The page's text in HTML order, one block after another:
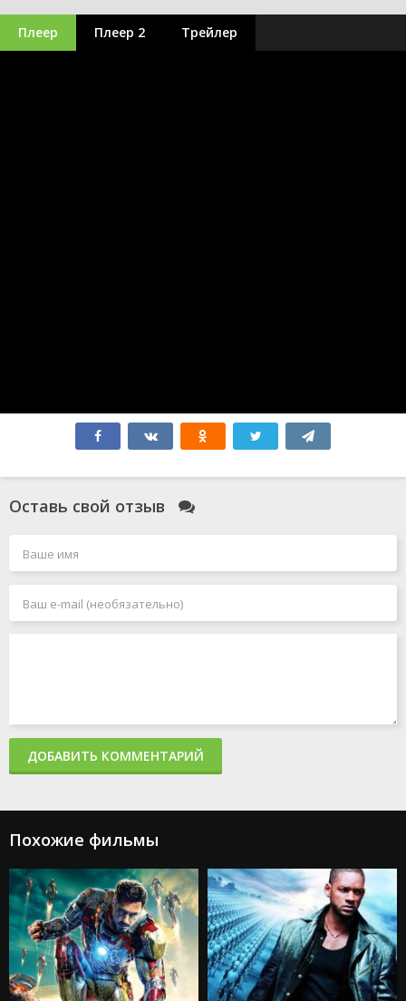
Хищник: Планета смерти
Оставь мир позади
Всё закончится на нас
Моя вина: Лондон
Голый пистолет
1
Джокер 2: Безумие на двоих
Человек-паук: Паутина вселенных
Акулы в Париже
Каскадёры
Аргайл: Супершпион
Стражи Галактики. Часть 3
Ловушка
Подземелья и драконы: Честь среди воров
Каратэ-пацан: Легенды
Трансформеры: Восхождение Звероботов
Из моего окна 2: За морями
Моана 2
Веном: Последний танец
Изгоняющий дьявола: Верующий
Особо опасный пассажир
Супер Майк: Последний танец
Крушение
Плеер Плеер 2 Трейлер
Оставь свой отзыв
ДОБАВИТЬ КОММЕНТАРИЙ
Похожие фильмы